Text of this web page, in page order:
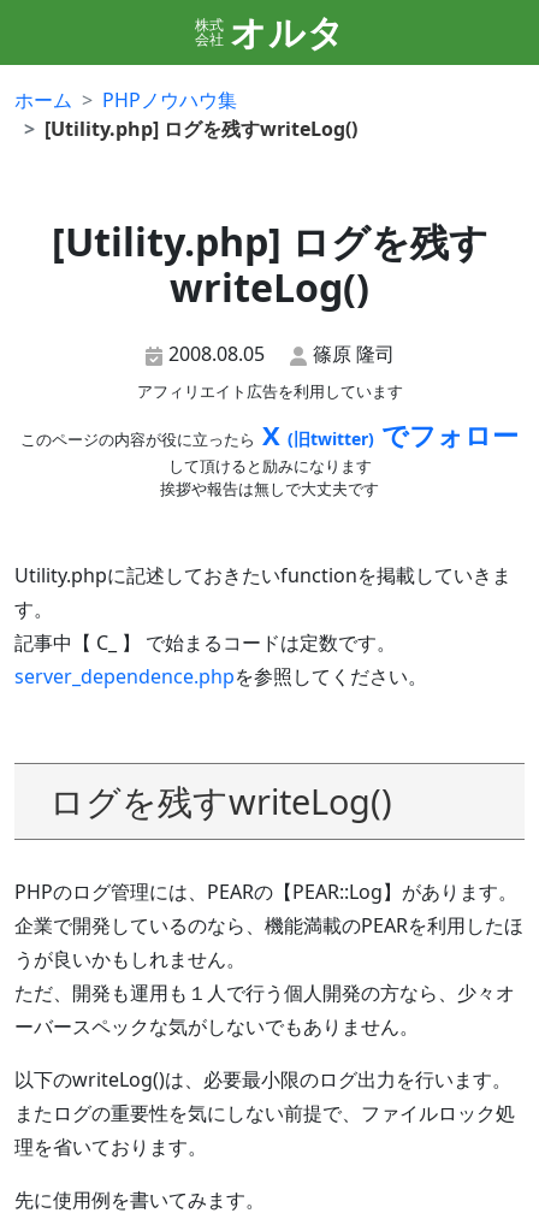
株式
会社 オルタ
ホーム
PHPノウハウ集
[Utility.php] ログを残すwriteLog()
[Utility.php] ログを残す
writeLog()
2008.08.05 篠原 隆司
アフィリエイト広告を利用しています
このページの内容が役に立ったら X (旧twitter) でフォロー
して頂けると励みになります
挨拶や報告は無しで大丈夫です
Utility.phpに記述しておきたいfunctionを掲載していきま
す。
記事中【 C_ 】 で始まるコードは定数です。
server_dependence.phpを参照してください。
ログを残すwriteLog()
PHPのログ管理には、PEARの【PEAR::Log】があります。
企業で開発しているのなら、機能満載のPEARを利用したほ
うが良いかもしれません。
ただ、開発も運用も１人で行う個人開発の方なら、少々オ
ーバースペックな気がしないでもありません。
以下のwriteLog()は、必要最小限のログ出力を行います。
またログの重要性を気にしない前提で、ファイルロック処
理を省いております。
先に使用例を書いてみます。